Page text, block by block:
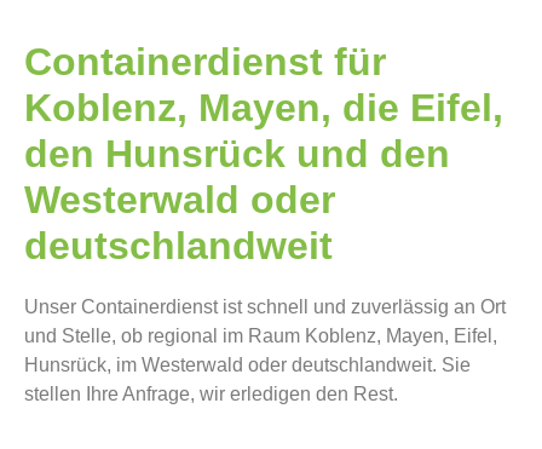
Containerdienst für
Koblenz, Mayen, die Eifel,
den Hunsrück und den
Westerwald oder
deutschlandweit
Unser Containerdienst ist schnell und zuverlässig an Ort
und Stelle, ob regional im Raum Koblenz, Mayen, Eifel,
Hunsrück, im Westerwald oder deutschlandweit. Sie
stellen Ihre Anfrage, wir erledigen den Rest.